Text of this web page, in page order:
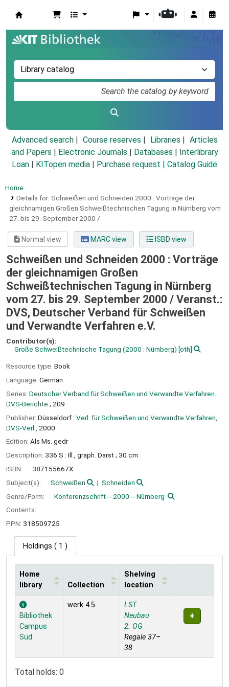
Advanced search Course reserves Libraries
Articles
and Papers
Electronic Journals Databases
Interlibrary
Loan
KITopen media Purchase request | Catalog Guide
Home
Details for: Schweißen und Schneiden 2000 : Vorträge der
gleichnamigen Großen Schweißtechnischen Tagung in Nürnberg vom
27. bis 29. September 2000 /
Normal view MARC view ISBD view
Schweißen und Schneiden 2000 : Vorträge
der gleichnamigen Großen
Schweißtechnischen Tagung in Nürnberg
vom 27. bis 29. September 2000 / Veranst.:
DVS, Deutscher Verband für Schweißen
und Verwandte Verfahren e.V.
Contributor(s):
Große Schweißtechnische Tagung (2000 : Nürnberg) [oth]
Resource type: Book
Language: German
Series: Deutscher Verband für Schweißen und Verwandte Verfahren.
DVS-Berichte ; 209
Publisher: Düsseldorf : Verl. für Schweißen und Verwandte Verfahren,
DVS-Verl.,
2000
Edition: Als Ms. gedr
Description: 336 S : Ill., graph. Darst ; 30 cm
ISBN:
387155667X
Subject(s):
Schweißen
Schneiden
Genre/Form:
Konferenzschrift -- 2000 -- Nürnberg
Contents:
PPN: 318509725
Holdings ( 1 )
Holdings
Home
library
Collection
Shelving
location
Bibliothek
Campus
Süd
werk 4.5
LST
Neubau
2. OG
Regale 37–
38
Total holds: 0